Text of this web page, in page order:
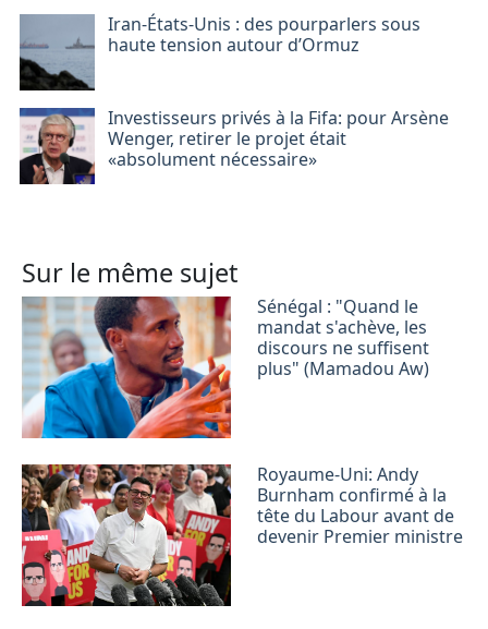
Iran-États-Unis : des pourparlers sous
haute tension autour d’Ormuz
Investisseurs privés à la Fifa: pour Arsène
Wenger, retirer le projet était
«absolument nécessaire»
Sur le même sujet
Sénégal : "Quand le
mandat s'achève, les
discours ne suffisent
plus" (Mamadou Aw)
Royaume-Uni: Andy
Burnham confirmé à la
tête du Labour avant de
devenir Premier ministre